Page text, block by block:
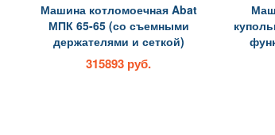
Машина котломоечная Abat
МПК 65-65 (со съемными
держателями и сеткой)
315893 руб.